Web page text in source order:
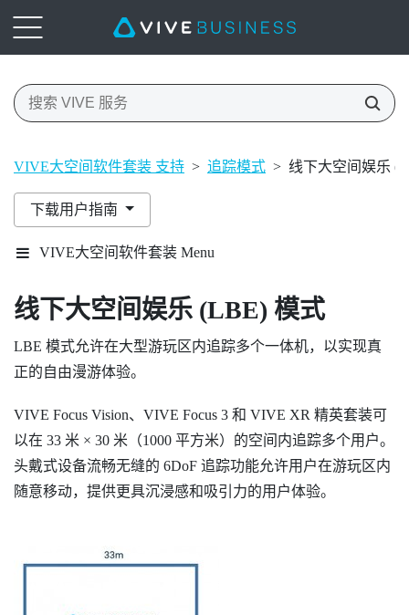
VIVE大空间软件套装 支持 > 追踪模式 > 线下大空间娱乐
下载用户指南
VIVE大空间软件套装 Menu
线下大空间娱乐 (LBE) 模式
LBE 模式允许在大型游玩区内追踪多个一体机，以实现真
正的自由漫游体验。
VIVE Focus Vision、 VIVE Focus 3 和 VIVE XR 精英套装可
以在 33 米 × 30 米（1000 平方米）的空间内追踪多个用户。
头戴式设备流畅无缝的 6DoF 追踪功能允许用户在游玩区内
随意移动，提供更具沉浸感和吸引力的用户体验。